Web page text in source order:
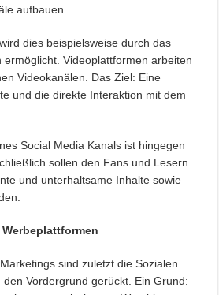
aufbauen.
dies beispielsweise durch das
ermöglicht. Videoplattformen arbeiten
Videokanälen. Das Ziel: Eine
und die direkte Interaktion mit dem
Social Media Kanals ist hingegen
sollen den Fans und Lesern
und unterhaltsame Inhalte sowie
sind zuletzt die Sozialen
Vordergrund gerückt. Ein Grund: